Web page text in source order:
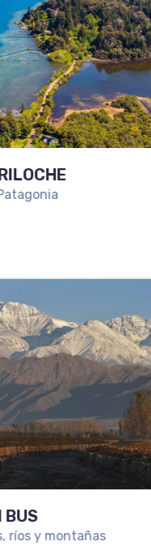
lo mejor del Norte
en el fin del mundo